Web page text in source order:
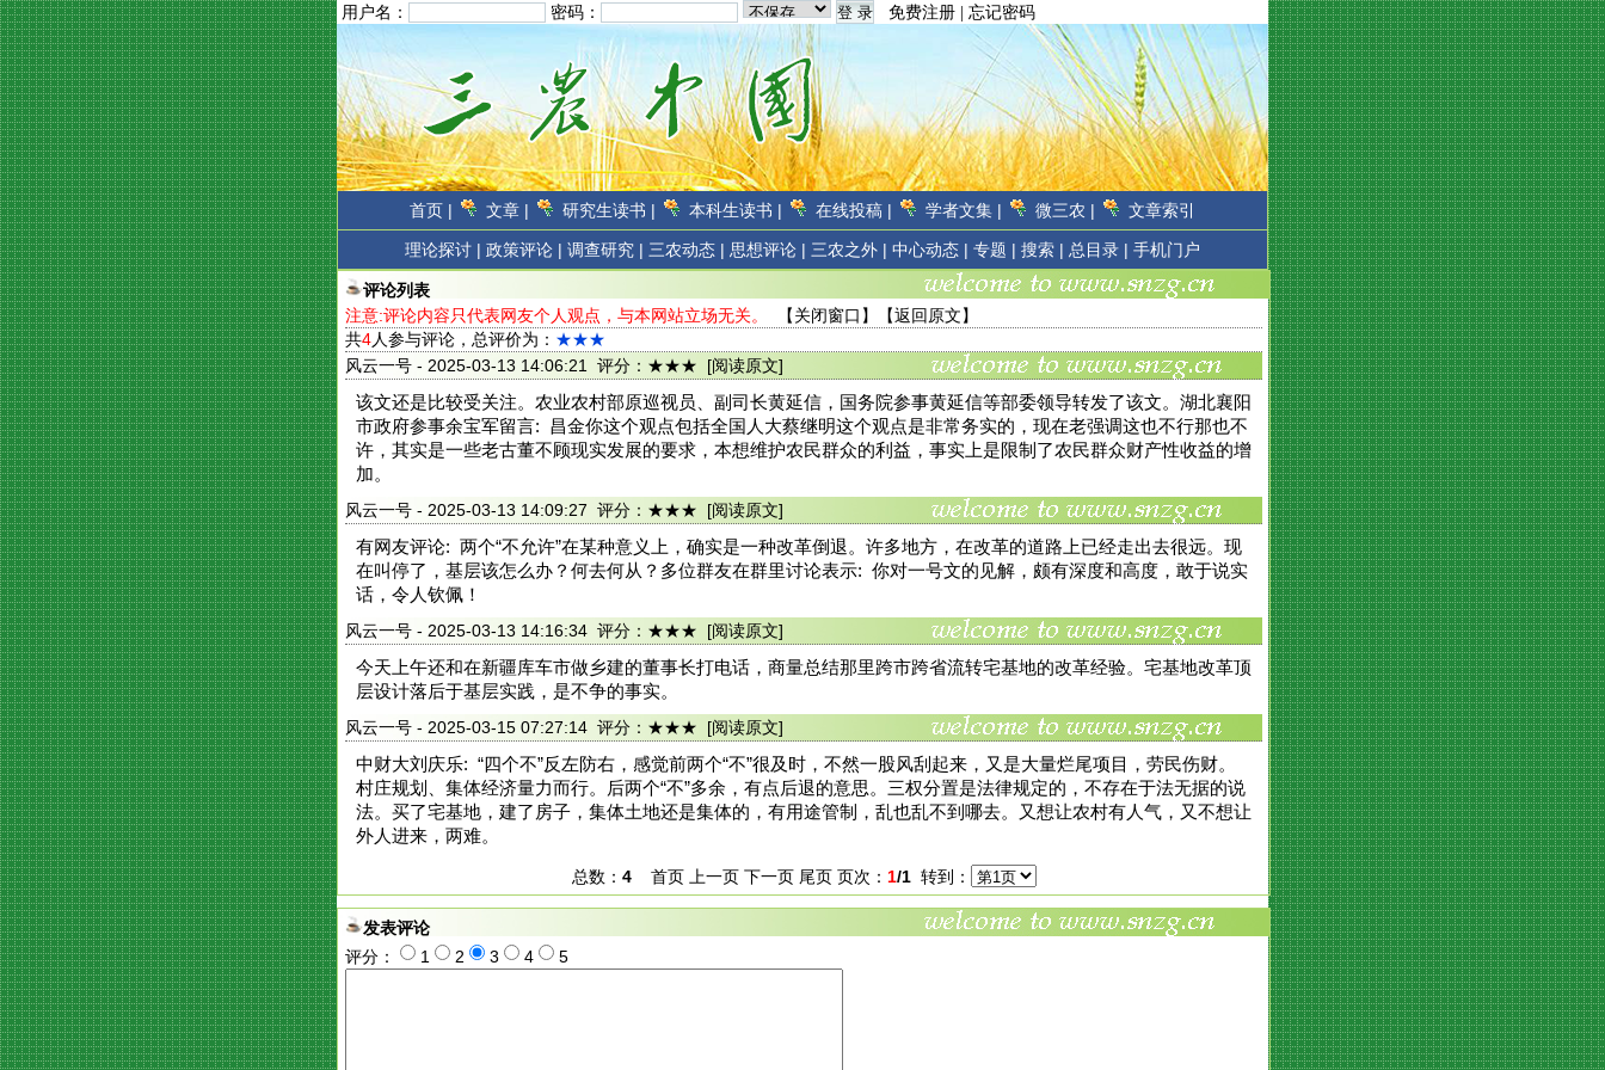
用户名： 密码： 免费注册 忘记密码
首页 | 文章 | 研究生读书 | 本科生读书 | 在线投稿 | 学者文集 | 微三农 | 文章索引
理论探讨 | 政策评论 | 调查研究 | 三农动态 | 思想评论 | 三农之外 | 中心动态 | 专题 | 搜索 | 总目录 | 手机门户
评论列表
注意:评论内容只代表网友个人观点，与本网站立场无关。
【关闭窗口 】【返回原文】
共4人参与评论，总评价为： ★★★
风云一号 - 2025-03-13 14:06:21 评分：★★★ [阅读原文]
该文还是比较受关注。农业农村部原巡视员、副司长黄延信，国务院参事黄延信等部委领导转发了该文。湖北襄阳
市政府参事余宝军留言: 昌金你这个观点包括全国人大蔡继明这个观点是非常务实的，现在老强调这也不行那也不
许，其实是一些老古董不顾现实发展的要求，本想维护农民群众的利益，事实上是限制了农民群众财产性收益的增
加。
风云一号 - 2025-03-13 14:09:27 评分：★★★ [阅读原文]
有网友评论: 两个“不允许”在某种意义上，确实是一种改革倒退。许多地方，在改革的道路上已经走出去很远。现
在叫停了，基层该怎么办？何去何从？多位群友在群里讨论表示: 你对一号文的见解，颇有深度和高度，敢于说实
话，令人钦佩！
风云一号 - 2025-03-13 14:16:34 评分：★★★ [阅读原文]
今天上午还和在新疆库车市做乡建的董事长打电话，商量总结那里跨市跨省流转宅基地的改革经验。宅基地改革顶
层设计落后于基层实践，是不争的事实。
风云一号 - 2025-03-15 07:27:14 评分：★★★ [阅读原文]
中财大刘庆乐: “四个不”反左防右，感觉前两个“不”很及时，不然一股风刮起来，又是大量烂尾项目，劳民伤财。
村庄规划、集体经济量力而行。后两个“不”多余，有点后退的意思。三权分置是法律规定的，不存在于法无据的说
法。买了宅基地，建了房子，集体土地还是集体的，有用途管制，乱也乱不到哪去。又想让农村有人气，又不想让
外人进来，两难。
总数： 4首页 上一页 下一页 尾页 页次： 1/1转到：
发表评论
评分：
1 2 3 4 5